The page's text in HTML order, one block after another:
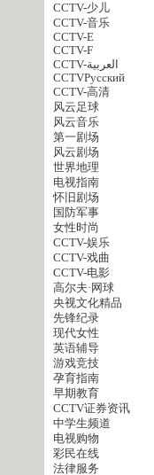
CCTV-少儿
CCTV-音乐
CCTV-E
CCTV-F
CCTV-العربية
CCTVPусский
CCTV-高清
风云足球
风云音乐
第一剧场
风云剧场
世界地理
电视指南
怀旧剧场
国防军事
女性时尚
CCTV-娱乐
CCTV-戏曲
CCTV-电影
高尔夫·网球
央视文化精品
先锋纪录
现代女性
英语辅导
游戏竞技
孕育指南
早期教育
CCTV证券资讯
中学生频道
电视购物
彩民在线
法律服务